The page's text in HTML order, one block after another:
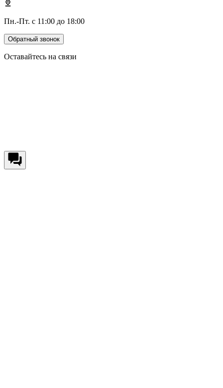
Пн.-Пт. с 11:00 до 18:00
Обратный звонок
Оставайтесь на связи